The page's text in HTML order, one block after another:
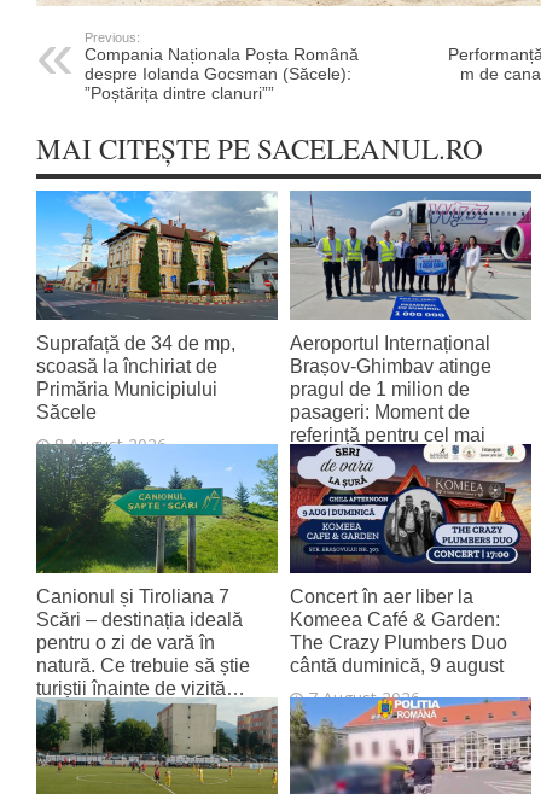
Previous:
Compania Naționala Poșta Română
despre Iolanda Gocsman (Săcele):
”Poștărița dintre clanuri””
m de
MAI CITEȘTE PE SACELEANUL.RO
Suprafață de 34 de mp,
scoasă la închiriat de
Primăria Municipiului
Săcele
8 August 2026
Aeroportul Internațional
Brașov‑Ghimbav atinge
pragul de 1 milion de
pasageri: Moment de
referință pentru cel mai
tânăr aeroport al țării
8 August 2026
Canionul și Tiroliana 7
Scări – destinația ideală
pentru o zi de vară în
natură. Ce trebuie să știe
turiștii înainte de vizită…
7 August 2026
Concert în aer liber la
Komeea Café & Garden:
The Crazy Plumbers Duo
cântă duminică, 9 august
7 August 2026